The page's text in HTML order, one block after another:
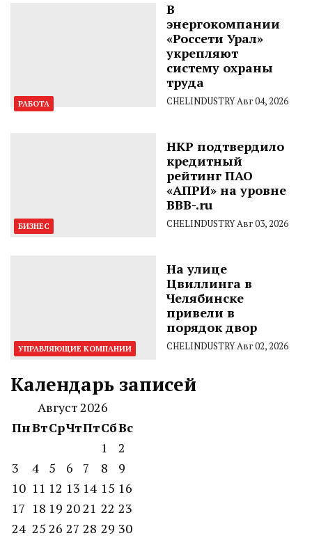
РАБОТА
В
энергокомпании
«Россети Урал»
укрепляют
систему охраны
труда
CHELINDUSTRYАвг 04, 2026
БИЗНЕС
НКР подтвердило
кредитный
рейтинг ПАО
«АПРИ» на уровне
BBB-.ru
CHELINDUSTRYАвг 03, 2026
УПРАВЛЯЮЩИЕ КОМПАНИИ
На улице
Цвиллинга в
Челябинске
привели в
порядок двор
CHELINDUSTRYАвг 02, 2026
Календарь записей
Август 2026
ПнВтСрЧтПтСбВс
1
2
3
4 5 6 7 8
9
10 11 12 13 14 15 16
17 18 19 2021 22 23
24 25 26 27 28 29 30